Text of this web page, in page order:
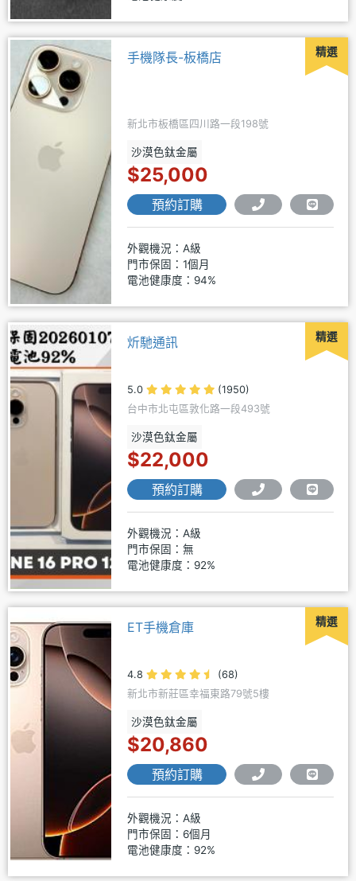
精選
手機隊長-板橋店
新北市板橋區四川路一段198號
沙漠色鈦金屬
$25,000
預約訂購
外觀機況：A級
門市保固：1個月
電池健康度：94%
精選
炘馳通訊
5.0
(1950)
台中市北屯區敦化路一段493號
沙漠色鈦金屬
$22,000
預約訂購
外觀機況：A級
門市保固：無
電池健康度：92%
精選
ET手機倉庫
4.8
(68)
新北市新莊區幸福東路79號5樓
沙漠色鈦金屬
$20,860
預約訂購
外觀機況：A級
門市保固：6個月
電池健康度：92%